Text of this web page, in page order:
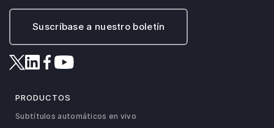
Suscríbase a nuestro boletín
PRODUCTOS
Subtítulos automáticos en vivo